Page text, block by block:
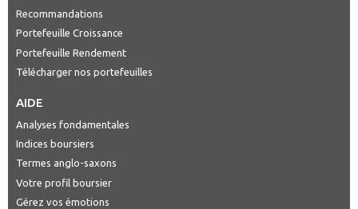
Recommandations
Portefeuille Croissance
Portefeuille Rendement
Télécharger nos portefeuilles
AIDE
Analyses fondamentales
Indices boursiers
Termes anglo-saxons
Votre profil boursier
Gérez vos émotions